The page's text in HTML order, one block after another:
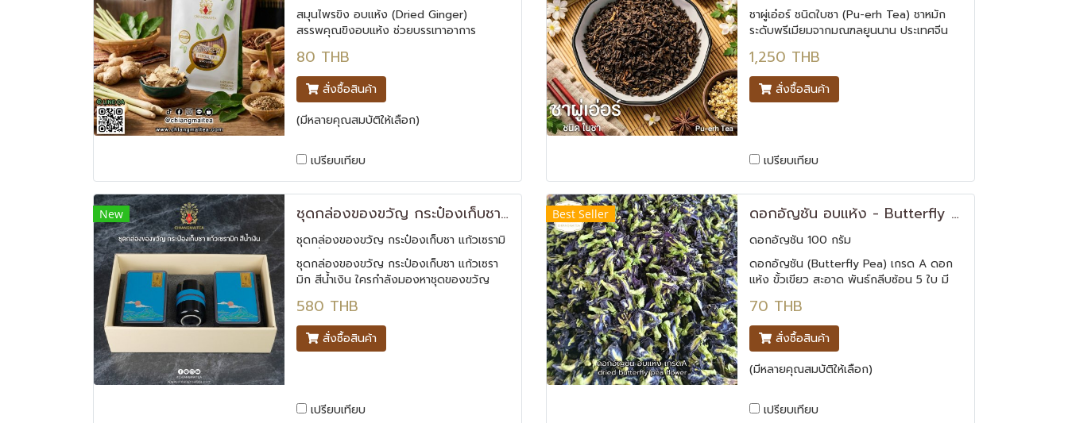
สมุนไพรขิง อบแห้ง (Dried Ginger)
สรรพคุณขิงอบแห้ง ช่วยบรรเทาอาการ
จุกเสียด โรคแผลกระเพาะและลำไส้ อีก
สรรพคุณที่นิยมใช้คือ ช่วยแก้ไข้ แก้โรคหวัด
แก้ไอ ขับเสมหะ
80 THB
สั่งซื้อสินค้า
(มีหลายคุณสมบัติให้เลือก)
เปรียบเทียบ
ชาผู่เอ๋อร์ ชนิดใบชา (Pu-erh Tea) ชาหมัก
ระดับพรีเมียมจากมณฑลยูนนาน ประเทศจีน
(Shou Pu-erh) มีเอกลักษณ์สำคัญคือ ยิ่ง
เก็บไว้นาน รสชาติและมูลค่าจะยิ่งเพิ่มขึ้น
1,250 THB
สั่งซื้อสินค้า
เปรียบเทียบ
New ชุดกล่องของขวัญ กระป๋องเก็บชา แก้วเซรามิก สีน้ำเงิน
ชุดกล่องของขวัญ กระป๋องเก็บชา แก้วเซรามิ
ก สีน้ำเงิน
ชุดกล่องของขวัญ กระป๋องเก็บชา แก้วเซรา
มิก สีน้ำเงิน ใครกำลังมองหาชุดของขวัญ
เก็บชา แก้วเซรามิกสีดำ มาพร้อมกับแพ็กเกจ
ใหม่ เรียบๆแต่ดูดี ดูมินิมอลสุดๆ
580 THB
สั่งซื้อสินค้า
เปรียบเทียบ
Best Seller ดอกอัญชัน อบแห้ง - Butterfly Pea
ดอกอัญชัน 100 กรัม
ดอกอัญชัน (Butterfly Pea) เกรด A ดอก
แห้ง ขั้วเขียว สะอาด พันธ์กลีบซ้อน 5 ใบ มี
อนุมูลอิสระจากธรรมชาติ เพิ่มการไหลเวียน
ของเลือดให้ไปเลี้ยงรากผมและเพิ่ม
ประสิทธิภาพของสายตา
70 THB
สั่งซื้อสินค้า
(มีหลายคุณสมบัติให้เลือก)
เปรียบเทียบ